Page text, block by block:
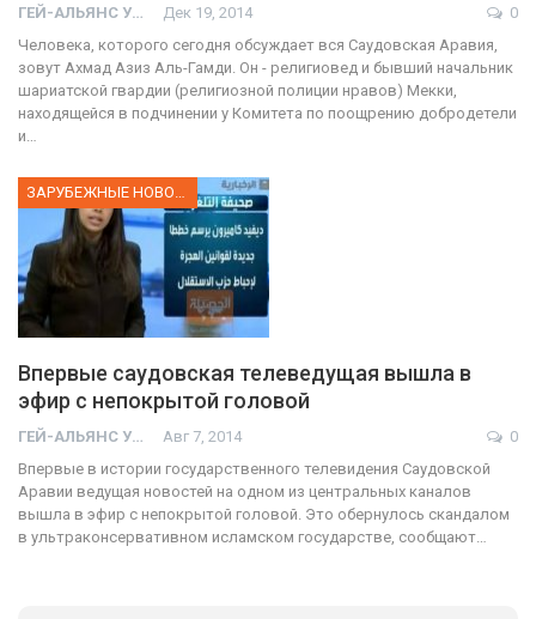
ГЕЙ-АЛЬЯНС УКРАИНА Дек 19, 2014
0
Человека, которого сегодня обсуждает вся Саудовская Аравия,
зовут Ахмад Азиз Аль-Гамди. Он - религиовед и бывший начальник
шариатской гвардии (религиозной полиции нравов) Мекки,
находящейся в подчинении у Комитета по поощрению добродетели
и…
ЗАРУБЕЖНЫЕ НОВОСТИ
Впервые саудовская телеведущая вышла в
эфир с непокрытой головой
ГЕЙ-АЛЬЯНС УКРАИНА Авг 7, 2014
0
Впервые в истории государственного телевидения Саудовской
Аравии ведущая новостей на одном из центральных каналов
вышла в эфир с непокрытой головой. Это обернулось скандалом
в ультраконсервативном исламском государстве, сообщают…